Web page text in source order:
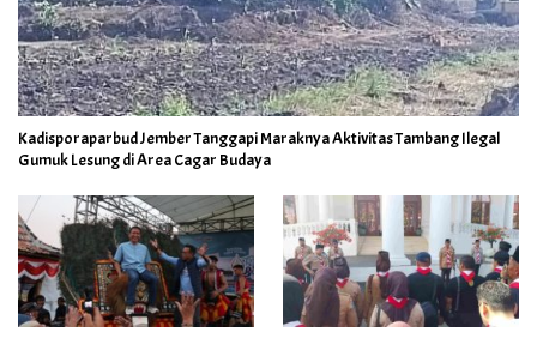
Kadisporaparbud Jember Tanggapi Maraknya Aktivitas Tambang Ilegal
Gumuk Lesung di Area Cagar Budaya